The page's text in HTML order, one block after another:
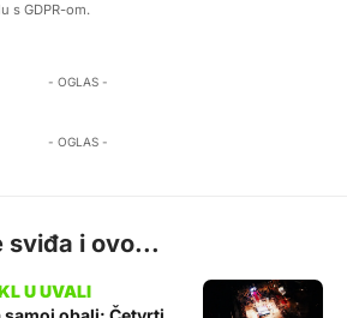
s GDPR-om.
- OGLAS -
- OGLAS -
sviđa i ovo...